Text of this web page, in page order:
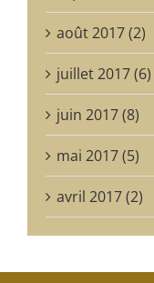
août 2017 (2)
juillet 2017 (6)
juin 2017 (8)
mai 2017 (5)
avril 2017 (2)